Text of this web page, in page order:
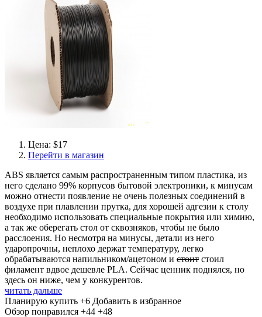
Цена: $17
Перейти в магазин
ABS является самым распространенным типом пластика, из
него сделано 99% корпусов бытовой электроники, к минусам
можно отнести появление не очень полезных соединений в
воздухе при плавлении прутка, для хорошей адгезии к столу
необходимо использовать специальные покрытия или химию,
а так же оберегать стол от сквозняков, чтобы не было
расслоения. Но несмотря на минусы, детали из него
ударопрочны, неплохо держат температуру, легко
обрабатываются напильником/ацетоном и стоит стоил
филамент вдвое дешевле PLA. Сейчас ценник поднялся, но
здесь он ниже, чем у конкурентов.
читать дальше
Планирую купить +6 Добавить в избранное
Обзор понравился +44 +48